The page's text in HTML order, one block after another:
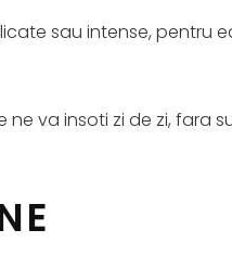
sau intense, pentru
va insoti zi de zi, fara